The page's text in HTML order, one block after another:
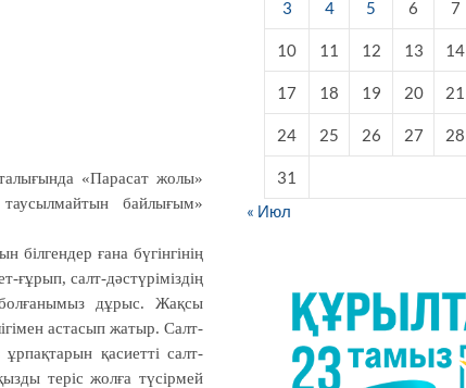
«Парасат жолы»
байлығым»
ғана бүгінгінің
ғұрып, салт-дәстүріміздің
болғанымыз дұрыс. Жақсы
астасып жатыр. Салт-
қасиетті салт-
теріс жолға түсірмей
3 4 5 6 7
10 11 12 13 14
17 18 19 20 21
24 25 26 27 28
31
« Июл